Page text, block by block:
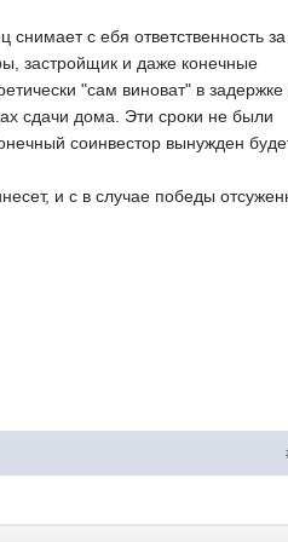
с ебя ответственность
застройщик и даже конечные
"сам виноват" в задержке
сдачи дома. Эти сроки не были
соинвестор вынужден
и с в случае победы